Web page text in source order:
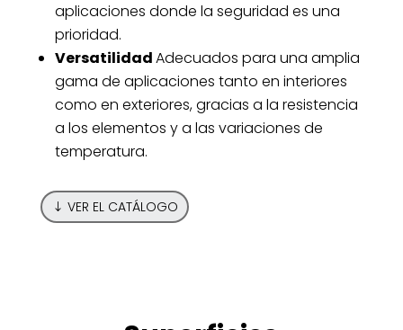
aplicaciones donde la seguridad es una
prioridad.
VersatilidadAdecuados para una amplia
gama de aplicaciones tanto en interiores
como en exteriores, gracias a la resistencia
a los elementos y a las variaciones de
temperatura.
VER EL CATÁLOGO